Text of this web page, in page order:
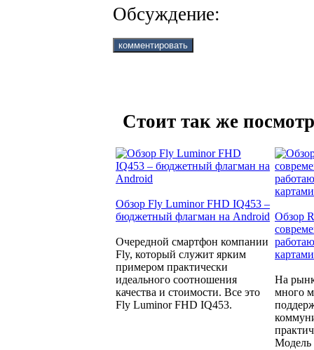
Обсуждение:
Стоит так же
Обзор Fly Luminor FHD IQ453 –
бюджетный флагман на Android
Очередной смартфон компании
Fly, который служит ярким
примером практически
идеального соотношения
качества и стоимости. Все это
Fly Luminor FHD IQ453.
Обзор
картами
На
много
Модель